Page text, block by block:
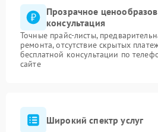
Прозрачное
консультация
Точные прайс-листы,
ремонта, отсутствие скрытых
бесплатной консультации по
сайте
Широкий спектр услуг